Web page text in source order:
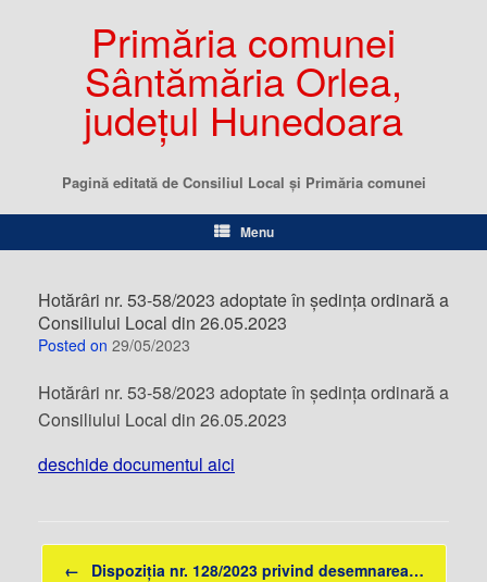
Primăria comunei
Sântămăria Orlea,
județul Hunedoara
Pagină editată de Consiliul Local şi Primăria comunei
Menu
Hotărâri nr. 53-58/2023 adoptate în ședința ordinară a
Consiliului Local din 26.05.2023
Posted on 29/05/2023
Hotărâri nr. 53-58/2023 adoptate în ședința ordinară a
Consiliului Local din 26.05.2023
deschide documentul aici
Post navigation
← Dispoziția nr. 128/2023 privind desemnarea…